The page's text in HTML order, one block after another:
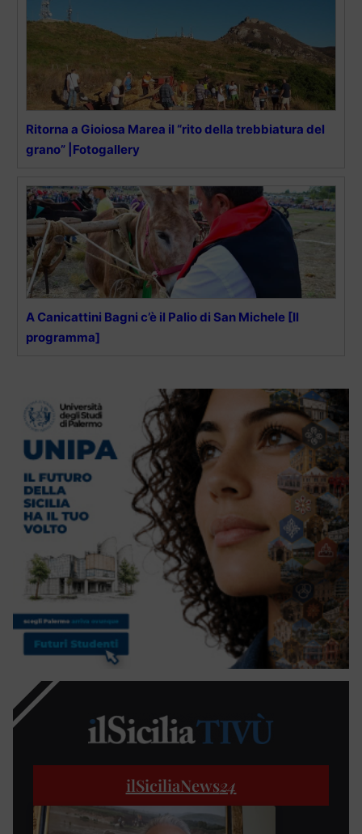
Ritorna a Gioiosa Marea il “rito della trebbiatura del
grano” |Fotogallery
A Canicattini Bagni c’è il Palio di San Michele [Il
programma]
ilSiciliaNews24